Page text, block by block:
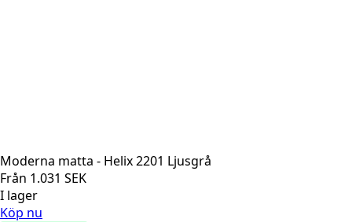
Moderna matta - Helix 2201 Ljusgrå
Från 1.031 SEK
I lager
Köp nu